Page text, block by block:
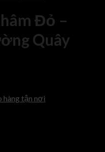
Đỏ –
Quây
hàng tận nơi